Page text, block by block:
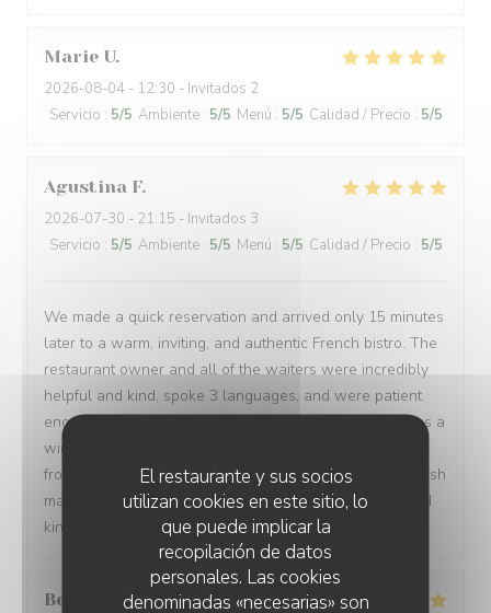
El restaurante y sus socios
utilizan cookies en este sitio, lo
que puede implicar la
recopilación de datos
personales. Las cookies
denominadas «necesarias» son
Marie U
2026-08-04 - 12:30 - Invitados 2
Servicio : 5/5 Ambiente : 5/5 Menú : 5/5 Calidad / Precio : 5/5
Agustina F
2026-07-30 - 21:15 - Invitados 3
Servicio : 5/5 Ambiente : 5/5 Menú : 5/5 Calidad / Precio : 5/5
We made a quick reservation and arrived only 15 minutes
later to a warm, inviting, and authentic French bistro. The
restaurant owner and all of the waiters were incredibly
helpful and kind, spoke 3 languages, and were patient
enough to let us order in broken French. Every dish was a
win: magret de canard, bœuf bourguignon, assiette de
fromages, sorbet, and a light a creamy fraisier cake. I wish
many people have a chance to try their soulful food and
kindness. Gracias de parte de los argentinos :)
Berta